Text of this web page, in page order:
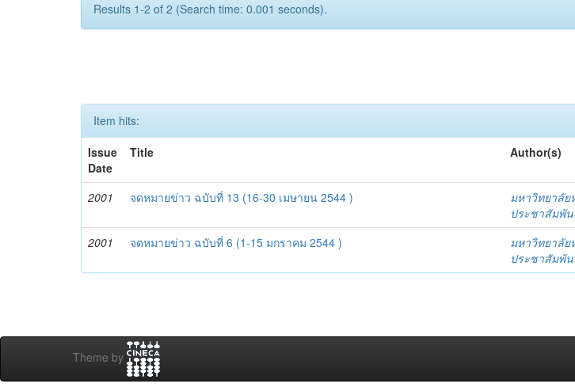
Results 1-2 of 2 (Search time: 0.001 seconds).
Item hits:
Issue
Date
Title Author(s)
2001 จดหมายข่าว ฉบับที่ 13 (16-30 เมษายน 2544 )
มหาวิทยาลัย
ประชาสัมพั
2001
จดหมายข่าว ฉบับที่ 6 (1-15 มกราคม 2544 )
มหาวิทยาลัย
ประชาสัมพั
Theme by